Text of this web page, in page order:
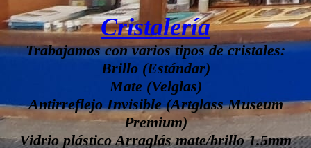
Cristalería
Trabajamos con varios tipos de cristales:
Brillo (Estándar)
Mate (Velglas)
Antirreflejo Invisible (Artglass Museum
Premium)
Vidrio plástico Arraglás mate/brillo 1.5mm